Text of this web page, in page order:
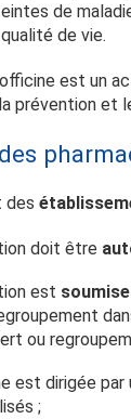
de
de vie.
est un
prévention et
des
doit être
est
ou
est dirigée par
;